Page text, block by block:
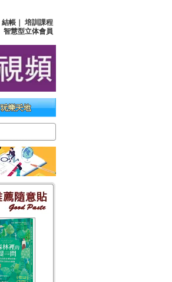
結帳
培訓課程
智慧型立体會員